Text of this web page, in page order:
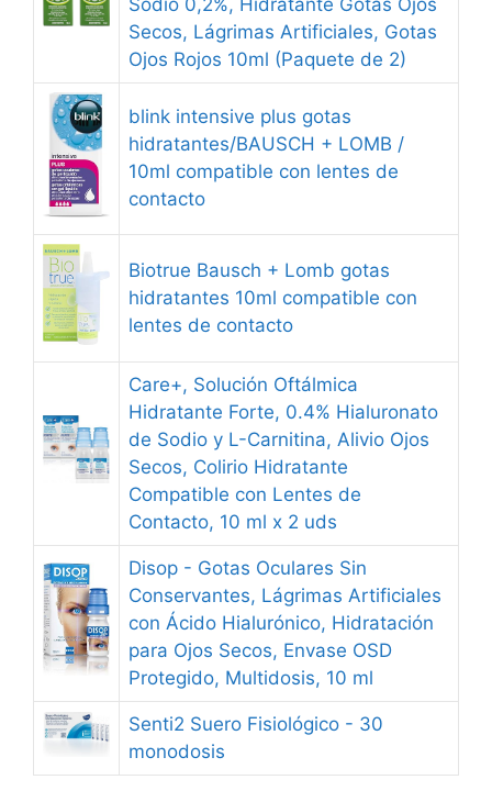
Sodio 0,2%, Hidratante Gotas Ojos
Secos, Lágrimas Artificiales, Gotas
Ojos Rojos 10ml (Paquete de 2)
blink intensive plus gotas
hidratantes/BAUSCH + LOMB /
10ml compatible con lentes de
contacto
Biotrue Bausch + Lomb gotas
hidratantes 10ml compatible con
lentes de contacto
Care+, Solución Oftálmica
Hidratante Forte, 0.4% Hialuronato
de Sodio y L-Carnitina, Alivio Ojos
Secos, Colirio Hidratante
Compatible con Lentes de
Contacto, 10 ml x 2 uds
Disop - Gotas Oculares Sin
Conservantes, Lágrimas Artificiales
con Ácido Hialurónico, Hidratación
para Ojos Secos, Envase OSD
Protegido, Multidosis, 10 ml
Senti2 Suero Fisiológico - 30
monodosis